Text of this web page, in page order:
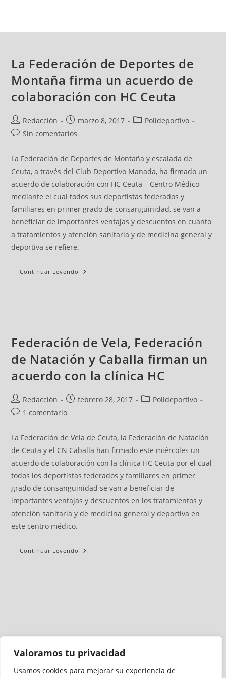
Valoramos tu privacidad
Usamos cookies para mejorar su experiencia de
La Federación de Deportes de
Montaña firma un acuerdo de
colaboración con HC Ceuta
Redacción marzo 8, 2017
Polideportivo
Sin comentarios
La Federación de Deportes de Montaña y escalada de
Ceuta, a través del Club Deportivo Manada, ha firmado un
acuerdo de colaboración con HC Ceuta – Centro Médico
mediante el cual todos sus deportistas federados y
familiares en primer grado de consanguinidad, se van a
beneficiar de importantes ventajas y descuentos en cuanto
a tratamientos y atención sanitaria y de medicina general y
deportiva se refiere.
Continuar Leyendo
Federación de Vela, Federación
de Natación y Caballa firman un
acuerdo con la clínica HC
Redacción febrero 28, 2017
Polideportivo
1 comentario
La Federación de Vela de Ceuta, la Federación de Natación
de Ceuta y el CN Caballa han firmado este miércoles un
acuerdo de colaboración con la clínica HC Ceuta por el cual
todos los deportistas federados y familiares en primer
grado de consanguinidad se van a beneficiar de
importantes ventajas y descuentos en los tratamientos y
atención sanitaria y de medicina general y deportiva en
este centro médico.
Continuar Leyendo